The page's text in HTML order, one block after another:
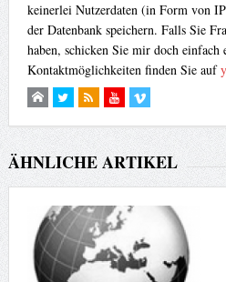
keinerlei Nutzerdaten (in Form von
der Datenbank speichern. Falls Sie
haben, schicken Sie mir doch einfach
Kontaktmöglichkeiten finden Sie auf
ÄHNLICHE ARTIKEL